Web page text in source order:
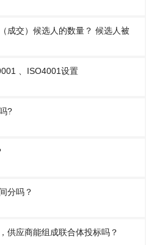
成交）候选人的数量？ 候选人被
、ISO4001设置
?
分吗？
供应商能组成联合体投标吗？